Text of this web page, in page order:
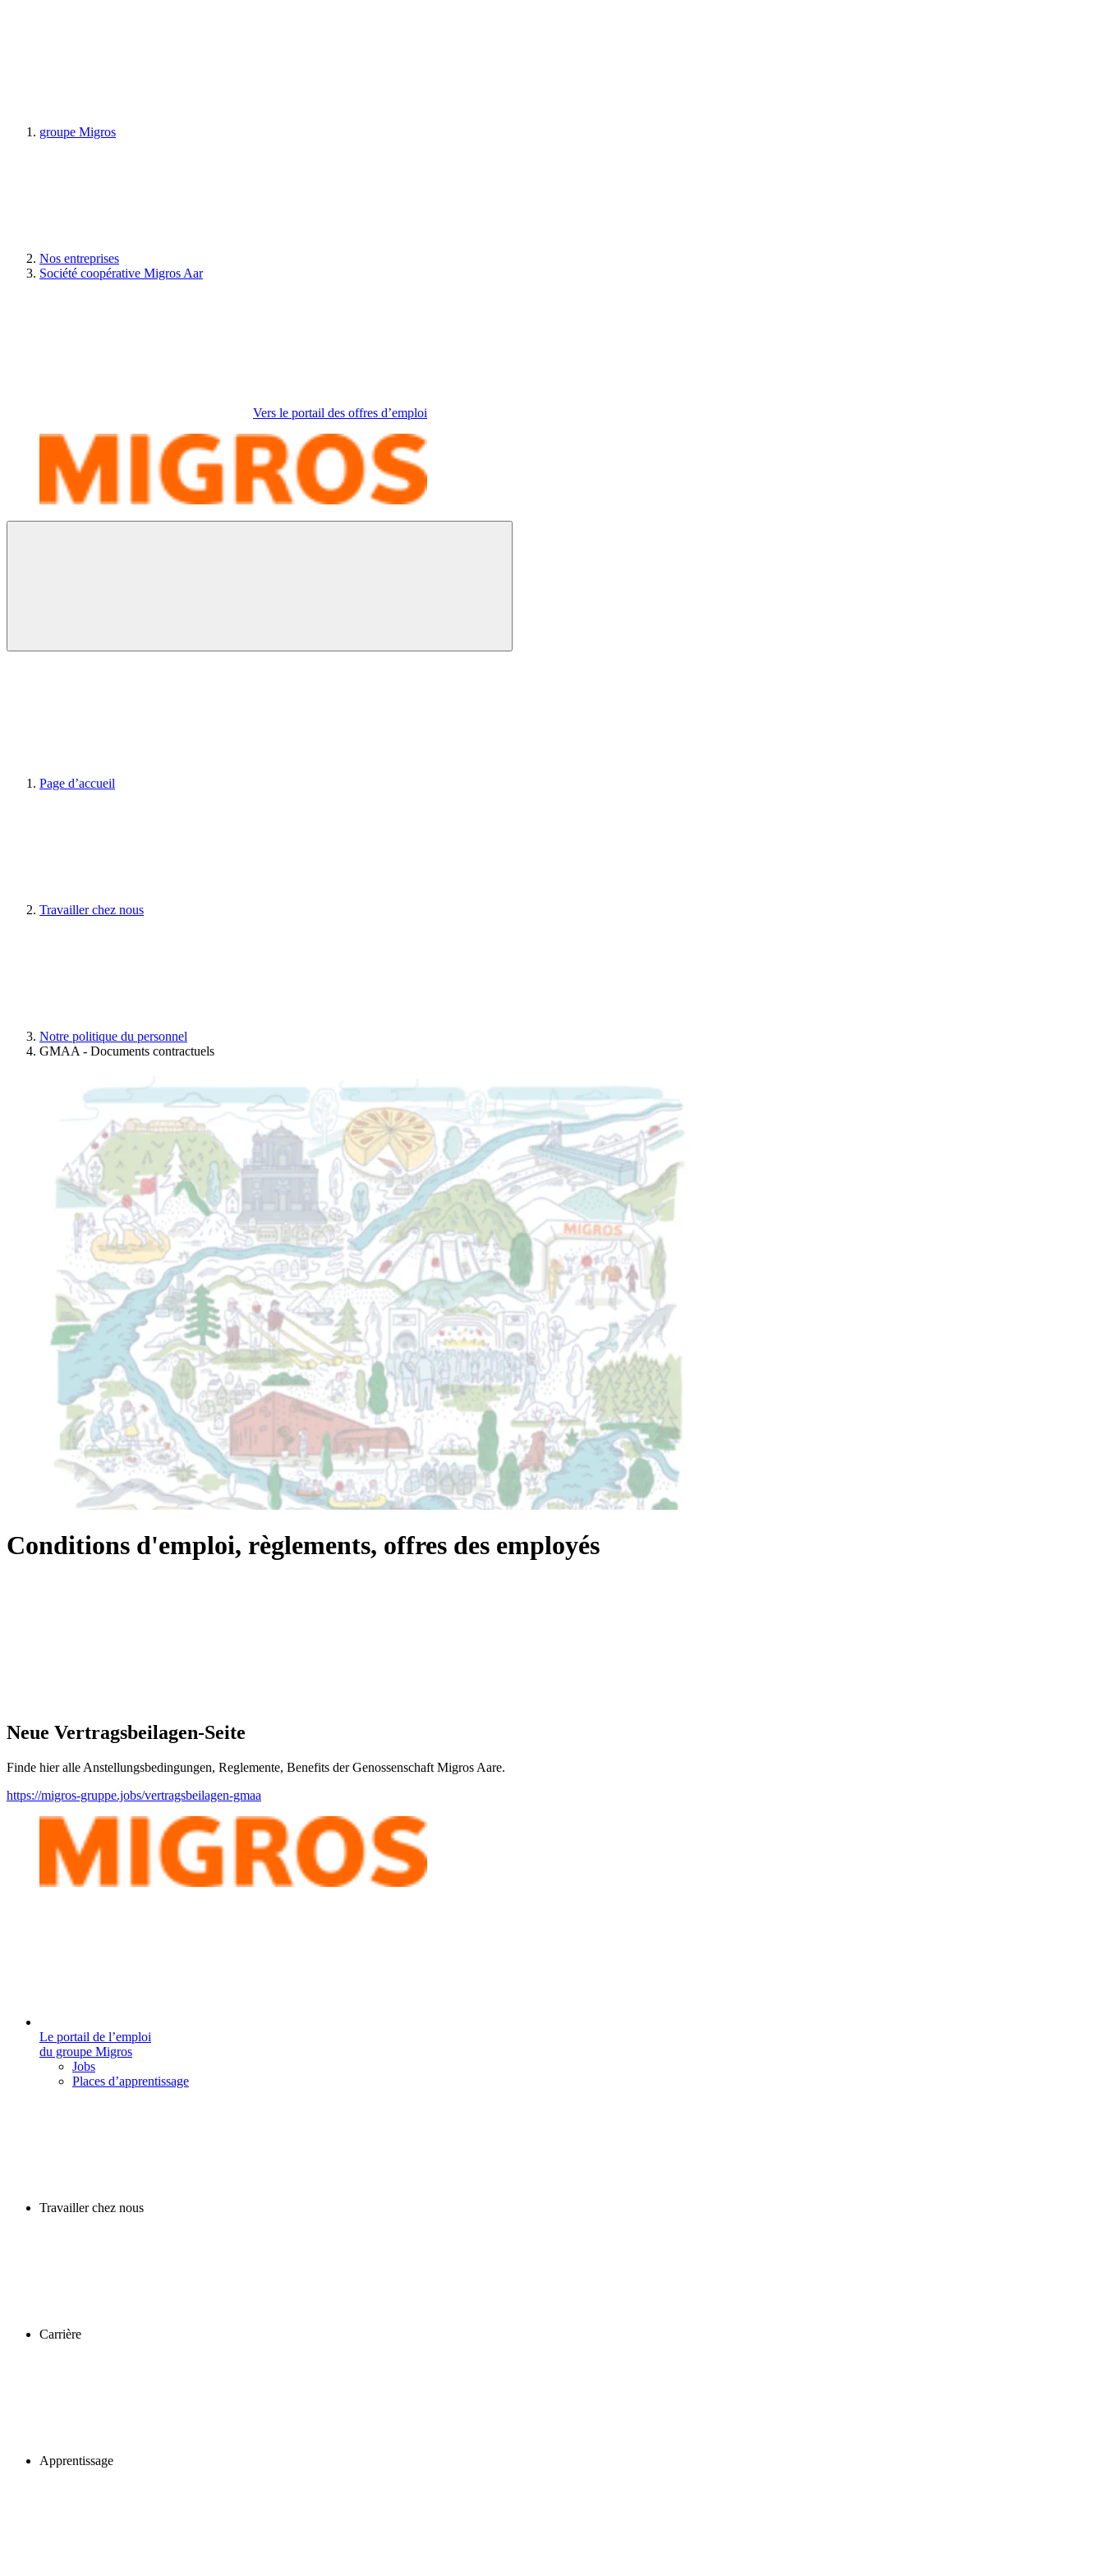
groupe Migros
Nos entreprises
Société coopérative Migros Aar
Vers le portail des offres d’emploi
Page d’accueil
Travailler chez nous
Notre politique du personnel
GMAA - Documents contractuels
Conditions d'emploi, règlements, offres des employés
Neue Vertragsbeilagen-Seite
Finde hier alle Anstellungsbedingungen, Reglemente, Benefits der Genossenschaft Migros Aare.
https://migros-gruppe.jobs/vertragsbeilagen-gmaa
Le portail de l’emploi
du groupe Migros
Jobs
Places d’apprentissage
Travailler chez nous
Carrière
Apprentissage